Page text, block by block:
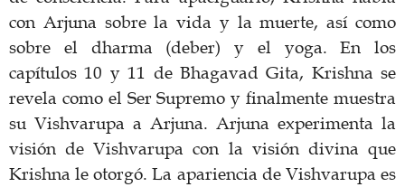
con Arjuna sobre la vida y la muerte, así como
sobre el dharma (deber) y el yoga. En los
capítulos 10 y 11 de Bhagavad Gita, Krishna se
revela como el Ser Supremo y finalmente muestra
su Vishvarupa a Arjuna. Arjuna experimenta la
visión de Vishvarupa con la visión divina que
Krishna le otorgó. La apariencia de Vishvarupa es